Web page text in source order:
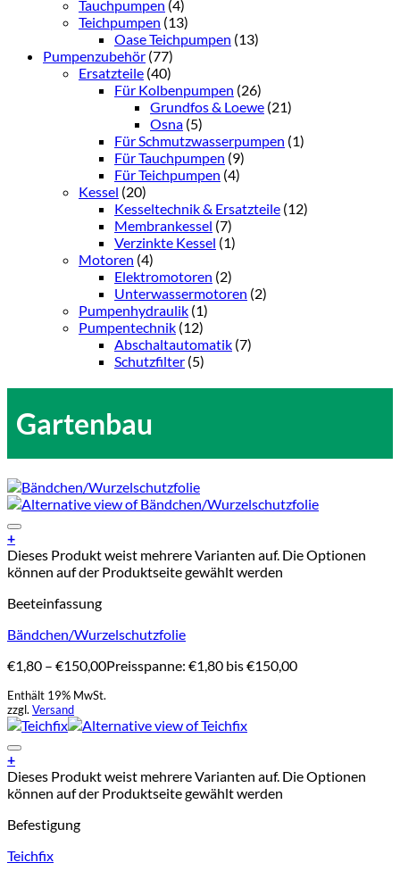
Tauchpumpen (4)
Teichpumpen (13)
Oase Teichpumpen (13)
Pumpenzubehör (77)
Ersatzteile (40)
Für Kolbenpumpen (26)
Grundfos & Loewe (21)
Osna (5)
Für Schmutzwasserpumpen (1)
Für Tauchpumpen (9)
Für Teichpumpen (4)
Kessel (20)
Kesseltechnik & Ersatzteile (12)
Membrankessel (7)
Verzinkte Kessel (1)
Motoren (4)
Elektromotoren (2)
Unterwassermotoren (2)
Pumpenhydraulik (1)
Pumpentechnik (12)
Abschaltautomatik (7)
Schutzfilter (5)
Gartenbau
+
Dieses Produkt weist mehrere Varianten auf. Die Optionen
können auf der Produktseite gewählt werden
Beeteinfassung
Bändchen/Wurzelschutzfolie
€1,80 – €150,00Preisspanne: €1,80 bis €150,00
Enthält 19% MwSt.
zzgl. Versand
+
Dieses Produkt weist mehrere Varianten auf. Die Optionen
können auf der Produktseite gewählt werden
Befestigung
Teichfix